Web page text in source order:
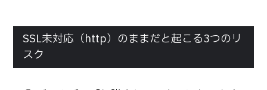
SSL未対応（http）のままだと起こる3つのリ
スク